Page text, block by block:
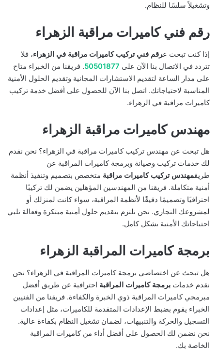
وتشغيلاً سلسًا للنظام.
رقم فني كاميرات مراقبة الزهراء
إذا كنت تبحث عرقم فني تركيب كاميرات مراقبة في الزهراء، فلا
تتردد في الاتصال بنا الآن على 50501877. فريقنا من الخبراء متاح
على مدار الساعة لتقديم الاستشارات المجانية وتقديم الحلول الأمنية
المناسبة لاحتياجاتك. اتصل بنا الآن للحصول على أفضل خدمة تركيب
كاميرات مراقبة في الزهراء.
مهندس كاميرات مراقبة الزهراء
هل تبحث عن مهندس تركيب كاميرات مراقبة في الزهراء؟ نحن نقدم
لك خدمات تركيب وصيانة وبرمجة كاميرات المراقبة عن
طريقمهندس تركيب كاميرات مراقبة متخصص بتصميم وتنفيذ أنظمة
أمنية متكاملة. فريقنا من المهندسين المؤهلين يضمن لك تركيبًا
احترافيًا وتصميمًا دقيقًا لأنظمة المراقبة، سواء كانت لمنزلك أو
لمشروعك التجاري. نحن نلتزم بتقديم حلول أمنية مبتكرة وفعالة تلبي
احتياجاتك الأمنية بشكل كامل.
برمجة كاميرات المراقبة الزهراء
هل تبحث عن اختصاصي برمجة كاميرات المراقبة في الزهراء؟ نحن
نقدم خدمات برمجة كاميرات المراقبة احترافية عن طريق أفضل
مبرمجي كاميرات المراقبة ذوي الخبرة والكفاءة. فريقنا من الفنيين
الخبراء يقوم بضبط الإعدادات المتقدمة للكاميرات، مثل إعدادات
التسجيل والحركة والتنبيهات، لضمان تشغيل النظام بكفاءة عالية.
نحن نضمن لك الحصول على أفضل أداء من كاميرات المراقبة
الخاصة بك.